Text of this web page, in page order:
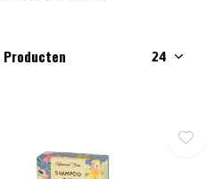
Producten